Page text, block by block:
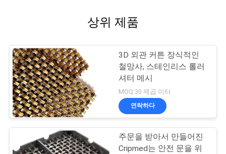
상위 제품
3D 외관 커튼 장식적인
철망사, 스테인리스 롤러
셔터 메시
MOQ:30 제곱 미터
연락하다
주문을 받아서 만들어진
Cripmed는 안전 문을 위